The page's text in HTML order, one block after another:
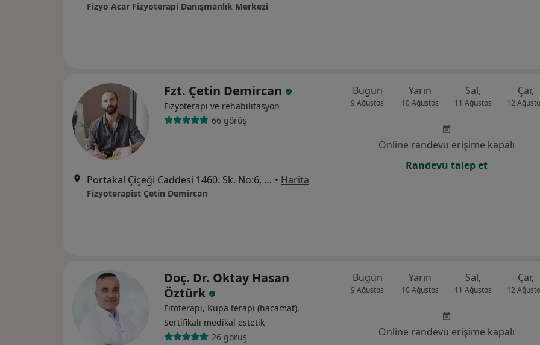
Fizyo Acar Fizyoterapi Danışmanlık Merkezi
Fzt. Çetin Demircan
Fizyoterapi ve rehabilitasyon
66 görüş
Portakal Çiçeği Caddesi 1460. Sk. No:6, Antalya • Harita
Fizyoterapist Çetin Demircan
Bugün
9 Ağustos
Yarın
10 Ağustos
Sal,
11 Ağustos
Çar,
12
Online randevu erişime kapalı
Randevu talep et
Doç. Dr. Oktay Hasan
Öztürk
Fitoterapi, Kupa terapi (hacamat),
Sertifikalı medikal estetik
26 görüş
Bugün
9 Ağustos
Yarın
10 Ağustos
Sal,
11 Ağustos
Çar,
12
Online randevu erişime kapalı